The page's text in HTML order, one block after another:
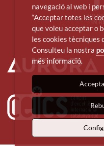
navegació al web i
“Acceptar totes les
que voleu acceptar o
les cookies tècniques
Consulteu la nostra
més informació.